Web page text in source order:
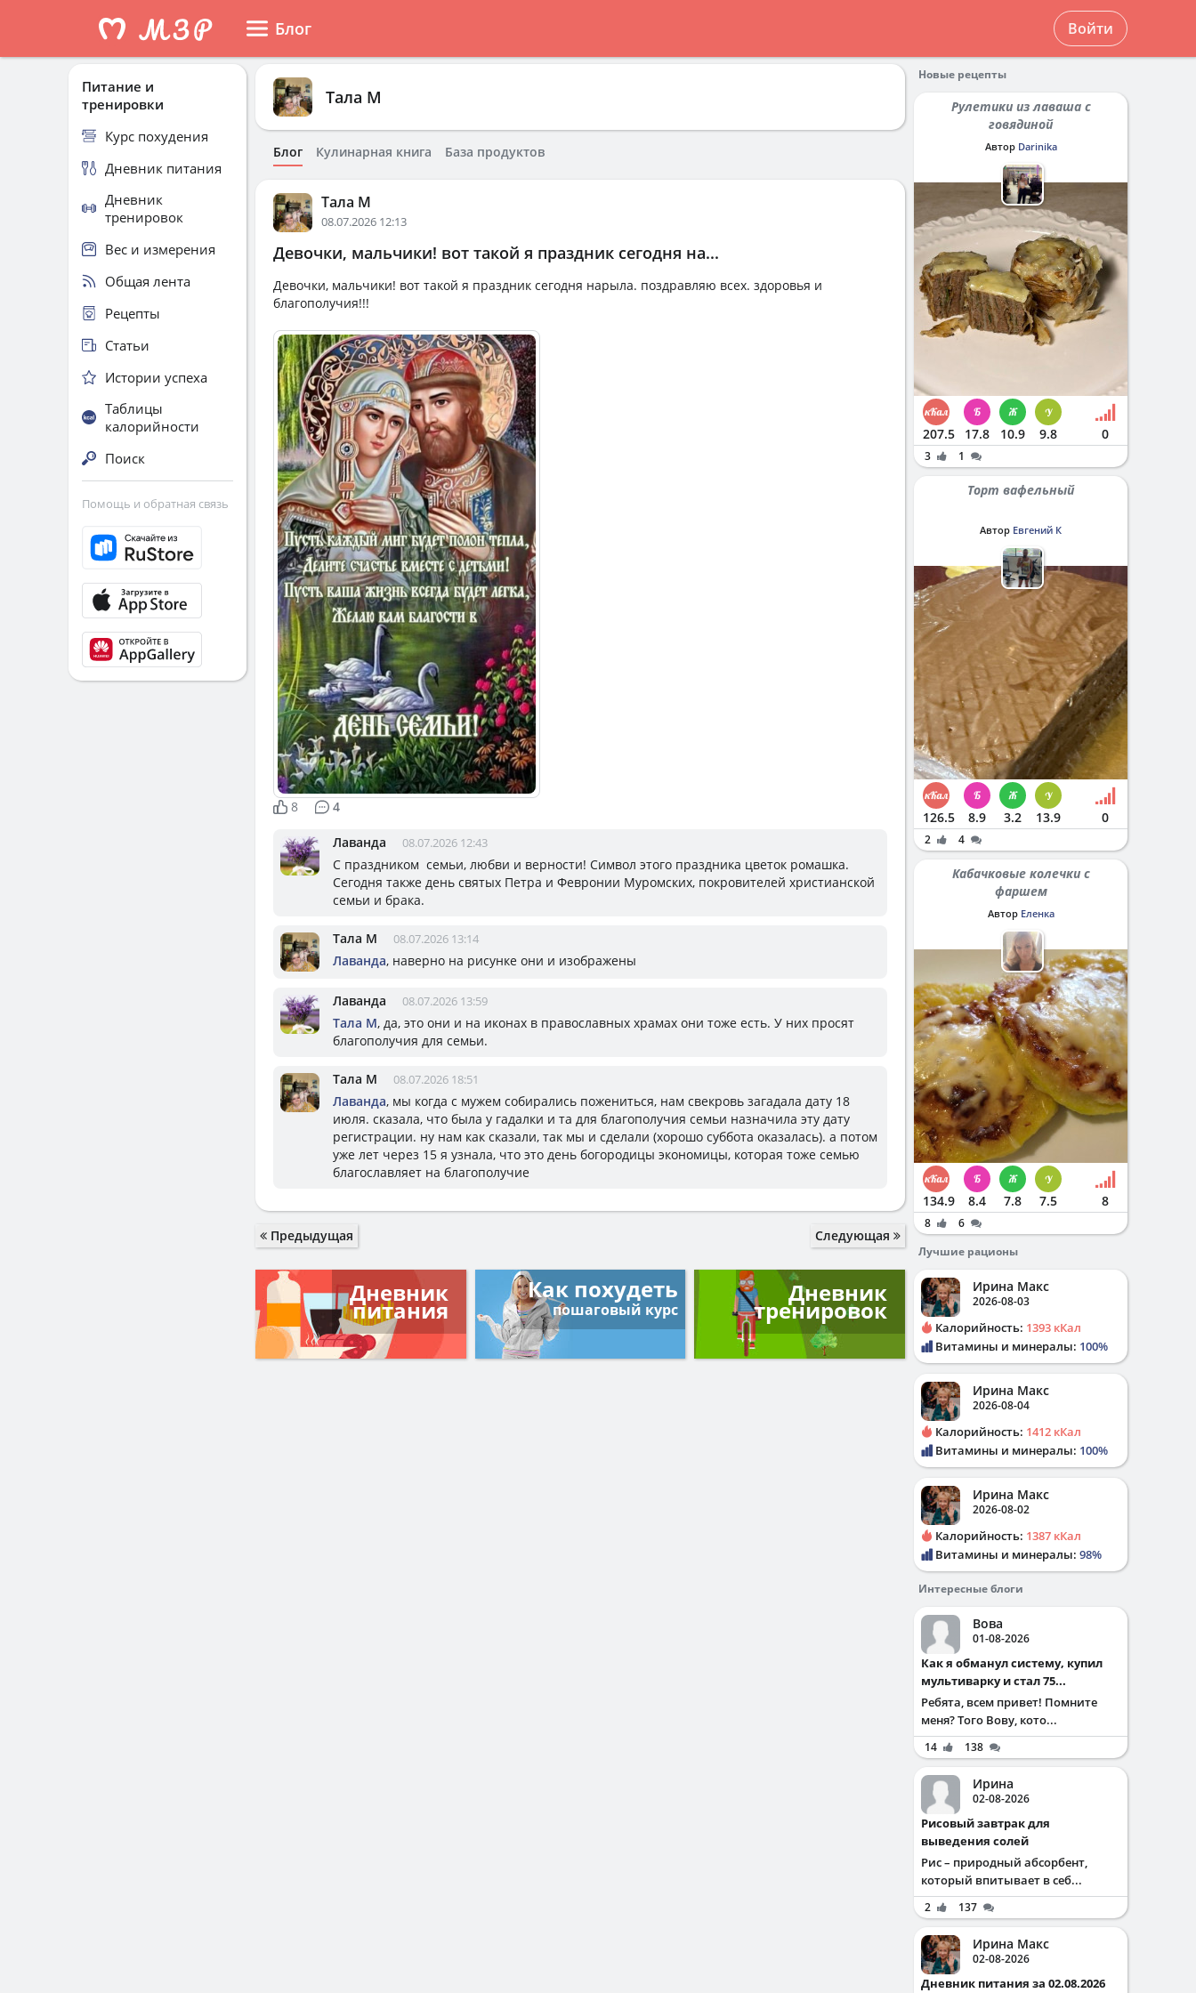
Блог Войти
Тала М
Блог Кулинарная книга База продуктов
Тала М
08.07.2026 12:13
Девочки, мальчики! вот такой я праздник сегодня на...
Девочки, мальчики! вот такой я праздник сегодня нарыла. поздравляю всех. здоровья и
благополучия!!!
8 4
Лаванда 08.07.2026 12:43
С праздником семьи, любви и верности! Символ этого праздника цветок ромашка.
Сегодня также день святых Петра и Февронии Муромских, покровителей христианской
семьи и брака.
Тала М 08.07.2026 13:14
Лаванда, наверно на рисунке они и изображены
Лаванда 08.07.2026 13:59
Тала М, да, это они и на иконах в православных храмах они тоже есть. У них просят
благополучия для семьи.
Тала М 08.07.2026 18:51
Лаванда, мы когда с мужем собирались пожениться, нам свекровь загадала дату 18
июля. сказала, что была у гадалки и та для благополучия семьи назначила эту дату
регистрации. ну нам как сказали, так мы и сделали (хорошо суббота оказалась). а потом
уже лет через 15 я узнала, что это день богородицы экономицы, которая тоже семью
благославляет на благополучие
Предыдущая Следующая
Дневник
питания
Как похудеть
пошаговый курс
Дневник
тренировок
Питание и
тренировки
Курс похудения
Дневник питания
Дневник
тренировок
Вес и измерения
Общая лента
Рецепты
Статьи
Истории успеха
Таблицы
калорийности
Поиск
Помощь и обратная связь
Новые рецепты
Рулетики из лаваша с
говядиной
Автор Darinika
207.5 17.8 10.9 9.8 0
3 1
Торт вафельный
Автор Евгений К
126.5 8.9 3.2 13.9 0
2 4
Кабачковые колечки с
фаршем
Автор Еленка
134.9 8.4 7.8 7.5 8
8
6
Лучшие рационы
Ирина Макс
2026-08-03
Калорийность: 1393 кКал
Витамины и минералы: 100%
Ирина Макс
2026-08-04
Калорийность: 1412 кКал
Витамины и минералы: 100%
Ирина Макс
2026-08-02
Калорийность: 1387 кКал
Витамины и минералы: 98%
Интересные блоги
Вова
01-08-2026
Как я обманул систему, купил
мультиварку и стал 75...
Ребята, всем привет! Помните
меня? Того Вову, кото...
14 138
Ирина
02-08-2026
Рисовый завтрак для
выведения солей
Рис – природный абсорбент,
который впитывает в себ...
2 137
Ирина Макс
02-08-2026
Дневник питания за 02.08.2026